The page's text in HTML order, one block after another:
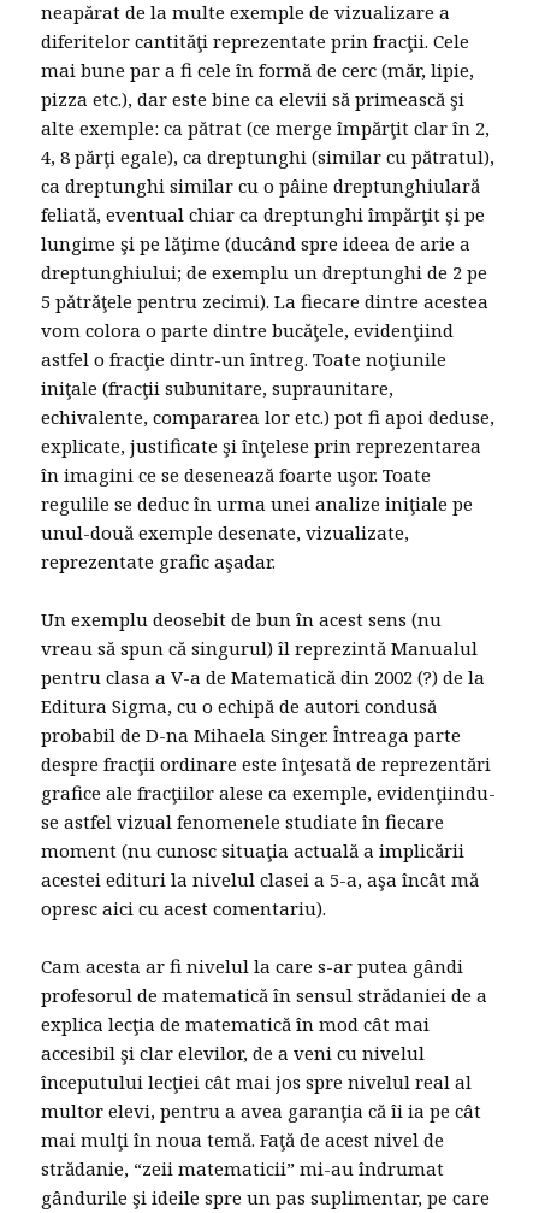
neapărat de la multe exemple de vizualizare a
diferitelor cantităţi reprezentate prin fracţii. Cele
mai bune par a fi cele în formă de cerc (măr, lipie,
pizza etc.), dar este bine ca elevii să primească şi
alte exemple: ca pătrat (ce merge împărţit clar în 2,
4, 8 părţi egale), ca dreptunghi (similar cu pătratul),
ca dreptunghi similar cu o pâine dreptunghiulară
feliată, eventual chiar ca dreptunghi împărţit şi pe
lungime şi pe lăţime (ducând spre ideea de arie a
dreptunghiului; de exemplu un dreptunghi de 2 pe
5 pătrăţele pentru zecimi). La fiecare dintre acestea
vom colora o parte dintre bucăţele, evidenţiind
astfel o fracţie dintr-un întreg. Toate noţiunile
iniţale (fracţii subunitare, supraunitare,
echivalente, compararea lor etc.) pot fi apoi deduse,
explicate, justificate şi înţelese prin reprezentarea
în imagini ce se desenează foarte uşor. Toate
regulile se deduc în urma unei analize iniţiale pe
unul-două exemple desenate, vizualizate,
reprezentate grafic aşadar.
Un exemplu deosebit de bun în acest sens (nu
vreau să spun că singurul) îl reprezintă Manualul
pentru clasa a V-a de Matematică din 2002 (?) de la
Editura Sigma, cu o echipă de autori condusă
probabil de D-na Mihaela Singer. Întreaga parte
despre fracţii ordinare este înţesată de reprezentări
grafice ale fracţiilor alese ca exemple, evidenţiindu-
se astfel vizual fenomenele studiate în fiecare
moment (nu cunosc situaţia actuală a implicării
acestei edituri la nivelul clasei a 5-a, aşa încât mă
opresc aici cu acest comentariu).
Cam acesta ar fi nivelul la care s-ar putea gândi
profesorul de matematică în sensul strădaniei de a
explica lecţia de matematică în mod cât mai
accesibil şi clar elevilor, de a veni cu nivelul
începutului lecţiei cât mai jos spre nivelul real al
multor elevi, pentru a avea garanţia că îi ia pe cât
mai mulţi în noua temă. Faţă de acest nivel de
strădanie, “zeii matematicii” mi-au îndrumat
gândurile şi ideile spre un pas suplimentar, pe care